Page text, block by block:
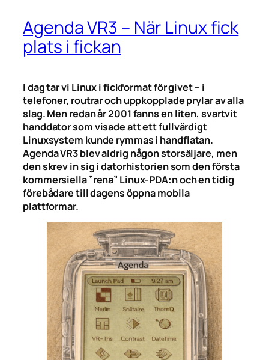
Agenda VR3 – När Linux fick
plats i fickan
I dag tar vi Linux i fickformat för givet – i
telefoner, routrar och uppkopplade prylar av alla
slag. Men redan år 2001 fanns en liten, svartvit
handdator som visade att ett fullvärdigt
Linuxsystem kunde rymmas i handflatan.
Agenda VR3 blev aldrig någon storsäljare, men
den skrev in sig i datorhistorien som den första
kommersiella ”rena” Linux-PDA:n och en tidig
förebådare till dagens öppna mobila
plattformar.